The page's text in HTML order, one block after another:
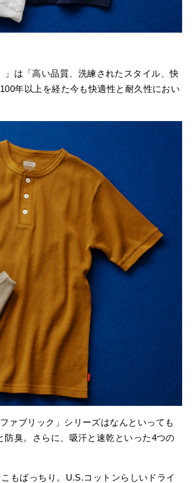
」は「高い品質、洗練されたスタイル、快
年以上を経た今も快適性と耐久性におい
ァブリック」シリーズはなんといっても
臭。さらに、吸汗と速乾といった4つの
もばっちり。U.S.コットンらしいドライ